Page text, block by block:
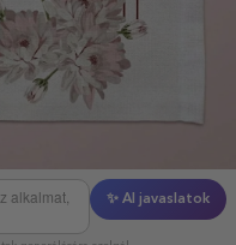
✨ AI javaslatok